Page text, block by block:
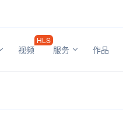
视频
HLS
服务 作品